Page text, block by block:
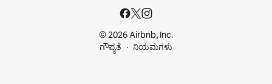
© 2026 Airbnb, Inc.
ಗೌಪ್ಯತೆ
ನಿಯಮಗಳು